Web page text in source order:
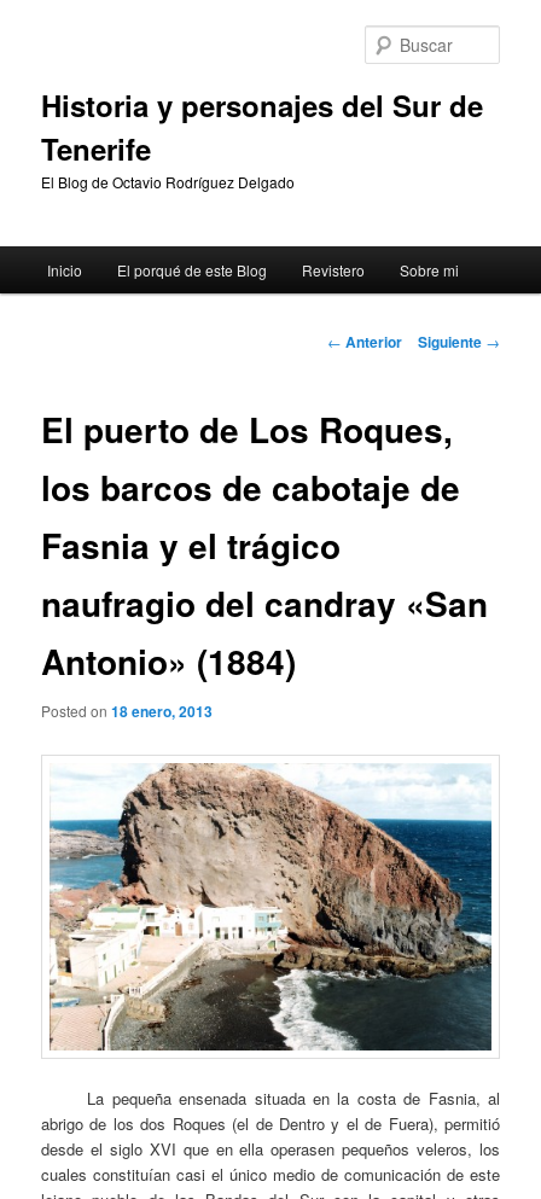
Historia y personajes del Sur de
Tenerife
El Blog de Octavio Rodríguez Delgado
principal
Inicio El porqué de este Blog Revistero Sobre mi
Navegación
← Anterior Siguiente →
El puerto de Los Roques,
los barcos de cabotaje de
Fasnia y el trágico
naufragio del candray «San
Antonio» (1884)
Posted on18 enero, 2013
La pequeña ensenada situada en la costa de Fasnia, al
abrigo de los dos Roques (el de Dentro y el de Fuera), permitió
desde el siglo XVI que en ella operasen pequeños veleros, los
cuales constituían casi el único medio de comunicación de este